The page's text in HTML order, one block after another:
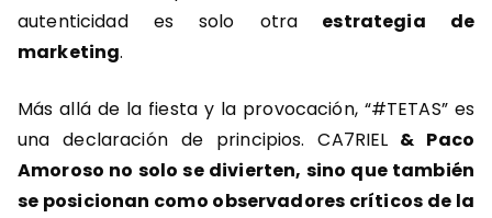
autenticidad es solo otra estrategia de
marketing.
Más allá de la fiesta y la provocación, “#TETAS” es
una declaración de principios. CA7RIEL & Paco
Amoroso no solo se divierten, sino que también
se posicionan como observadores críticos de la